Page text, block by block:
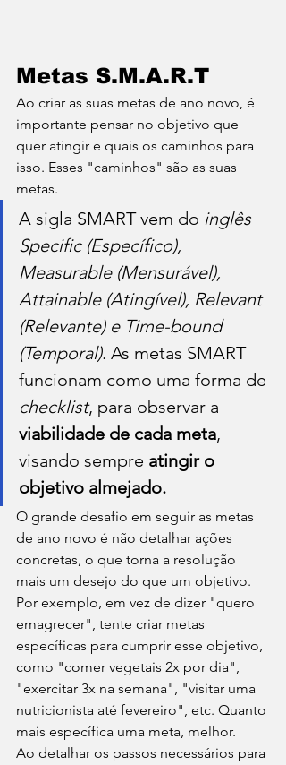
Metas S.M.A.R.T
Ao criar as suas metas de ano novo, é
importante pensar no objetivo que
quer atingir e quais os caminhos para
isso. Esses "caminhos" são as suas
metas.
A sigla SMART vem do inglês
Specific (Específico),
Measurable (Mensurável),
Attainable (Atingível), Relevant
(Relevante) e Time-bound
(Temporal). As metas SMART
funcionam como uma forma de
checklist, para observar a
viabilidade de cada meta,
visando sempre atingir o
objetivo almejado.
O grande desafio em seguir as metas
de ano novo é não detalhar ações
concretas, o que torna a resolução
mais um desejo do que um objetivo.
Por exemplo, em vez de dizer "quero
emagrecer", tente criar metas
específicas para cumprir esse objetivo,
como "comer vegetais 2x por dia",
"exercitar 3x na semana", "visitar uma
nutricionista até fevereiro", etc. Quanto
mais específica uma meta, melhor.
Ao detalhar os passos necessários para